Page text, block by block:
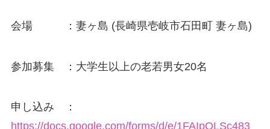
会場 ：妻ヶ島 (⻑崎県壱岐市⽯⽥町 妻ヶ島)
参加募集 ：大学生以上の老若男女20名
申し込み ：
https://docs.google.com/forms/d/e/1FAIpQLSc483